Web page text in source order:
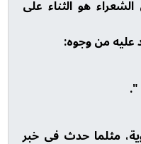
هو الثناء على
عليه من وجوه:
".
مثلما حدث في خبر